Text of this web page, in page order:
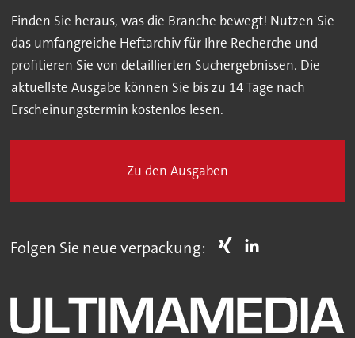
Finden Sie heraus, was die Branche bewegt! Nutzen Sie
das umfangreiche Heftarchiv für Ihre Recherche und
profitieren Sie von detaillierten Suchergebnissen. Die
aktuellste Ausgabe können Sie bis zu 14 Tage nach
Erscheinungstermin kostenlos lesen.
Zu den Ausgaben
Folgen Sie neue verpackung: